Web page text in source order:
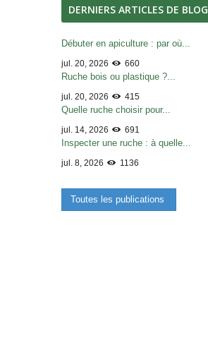
DERNIERS ARTICLES DE BLOG
Débuter en apiculture : par où...
jul. 20, 2026 660
Ruche bois ou plastique ?...
jul. 20, 2026 415
Quelle ruche choisir pour...
jul. 14, 2026 691
Inspecter une ruche : à quelle...
jul. 8, 2026 1136
Toutes les publications